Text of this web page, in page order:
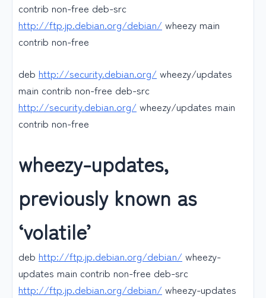
contrib non-free deb-src
http://ftp.jp.debian.org/debian/ wheezy main
contrib non-free
deb http://security.debian.org/ wheezy/updates
main contrib non-free deb-src
http://security.debian.org/ wheezy/updates main
contrib non-free
wheezy-updates,
previously known as
‘volatile’
deb http://ftp.jp.debian.org/debian/ wheezy-
updates main contrib non-free deb-src
http://ftp.jp.debian.org/debian/ wheezy-updates